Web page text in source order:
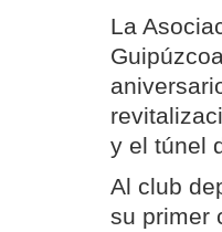
La
y el túnel
Al club
su primer